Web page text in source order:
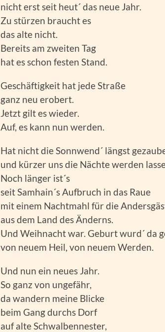
nicht erst seit heut´ das neue Jahr.
Zu stürzen braucht es
das alte nicht.
Bereits am zweiten Tag
hat es schon festen Stand.
Geschäftigkeit hat jede Straße
ganz neu erobert.
Jetzt gilt es wieder.
Auf, es kann nun werden.
Hat nicht die Sonnwend´ längst
und kürzer uns die Nächte werden
Noch länger ist´s
seit Samhain´s Aufbruch in das Raue
mit einem Nachtmahl für die
aus dem Land des Änderns.
Und Weihnacht war. Geburt wurd´ da
von neuem Heil, von neuem Werden.
Und nun ein neues Jahr.
So ganz von ungefähr,
da wandern meine Blicke
beim Gang durchs Dorf
auf alte Schwalbennester,